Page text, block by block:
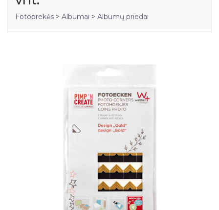
Fotoprekės > Albumai > Albumų priedai